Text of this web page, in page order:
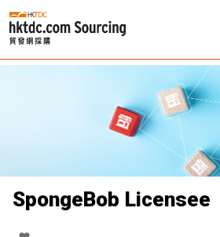
SpongeBob Licensee